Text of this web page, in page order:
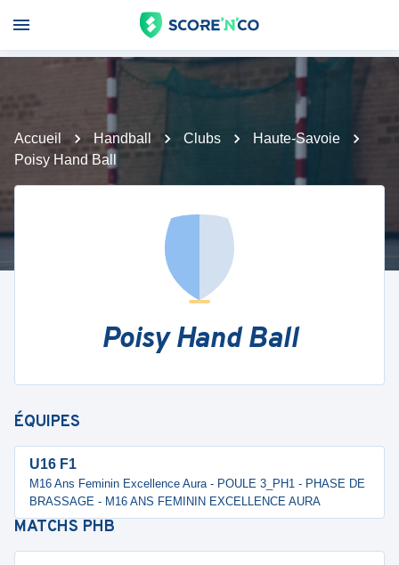
Accueil Handball Clubs
Haute-Savoie
Poisy Hand Ball
Poisy Hand Ball
ÉQUIPES
U16 F1
M16 Ans Feminin Excellence Aura - POULE 3_PH1 - PHASE DE
BRASSAGE - M16 ANS FEMININ EXCELLENCE AURA
MATCHS PHB